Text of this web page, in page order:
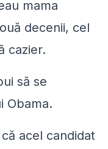
mama
decenii, cel
cazier.
să se
Obama.
acel candidat